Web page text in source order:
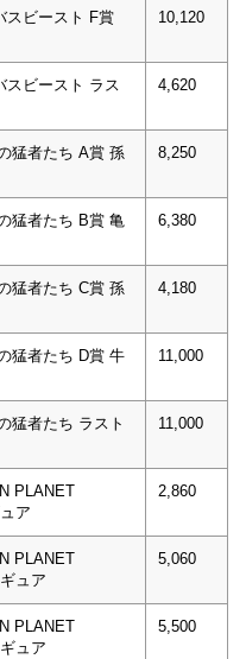
スビースト F賞
10,120
スビースト ラス
4,620
猛者たち A賞 孫
8,250
猛者たち B賞 亀
6,380
猛者たち C賞 孫
4,180
猛者たち D賞 牛
11,000
猛者たち ラスト
11,000
PLANET
ア
2,860
PLANET
ュア
5,060
PLANET
ュア
5,500